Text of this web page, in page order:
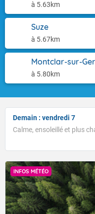
à 5.63km
Suze
à 5.67km
Montclar-sur-
à 5.80km
Demain : vendredi 7
Calme, ensoleillé et plus
INFOS MÉTÉO